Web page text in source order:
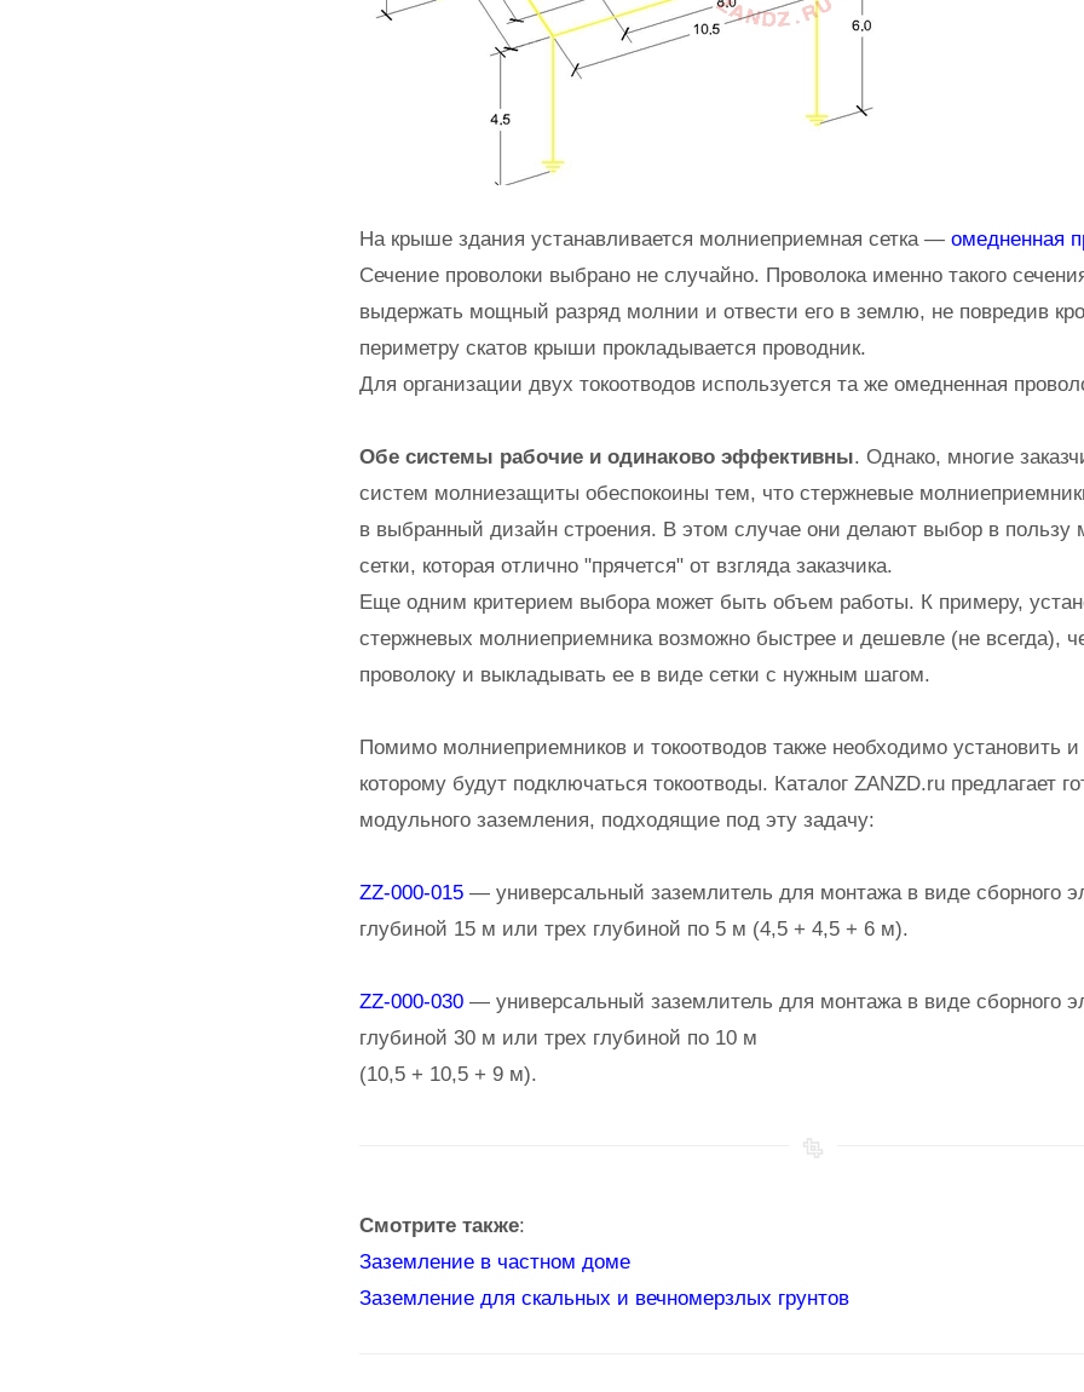
На крыше здания устанавливается молниеприемная сетка — омедненная
Сечение проволоки выбрано не случайно. Проволока именно такого
выдержать мощный разряд молнии и отвести его в землю, не повредив
периметру скатов крыши прокладывается проводник.
Для организации двух токоотводов используется та же омедненная
Обе системы рабочие и одинаково эффективны. Однако, многие
систем молниезащиты обеспокоины тем, что стержневые
в выбранный дизайн строения. В этом случае они делают выбор в пользу
сетки, которая отлично "прячется" от взгляда заказчика.
Еще одним критерием выбора может быть объем работы. К примеру,
стержневых молниеприемника возможно быстрее и дешевле (не всегда),
проволоку и выкладывать ее в виде сетки с нужным шагом.
Помимо молниеприемников и токоотводов также необходимо установить
которому будут подключаться токоотводы. Каталог ZANZD.ru предлагает
модульного заземления, подходящие под эту задачу:
ZZ-000-015 — универсальный заземлитель для монтажа в виде сборного
глубиной 15 м или трех глубиной по 5 м (4,5 + 4,5 + 6 м).
ZZ-000-030 — универсальный заземлитель для монтажа в виде сборного
глубиной 30 м или трех глубиной по 10 м
(10,5 + 10,5 + 9 м).
Смотрите также:
Заземление в частном доме
Заземление для скальных и вечномерзлых грунтов